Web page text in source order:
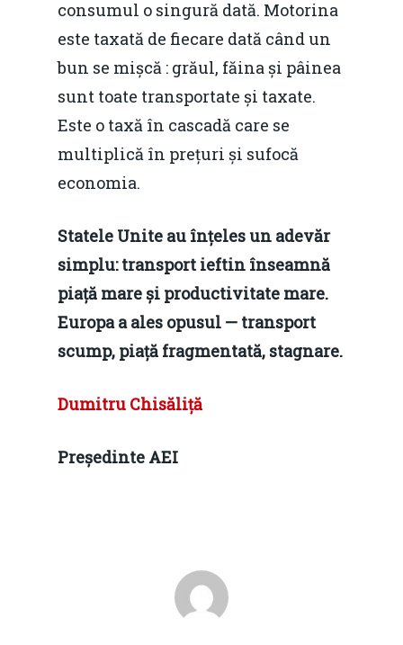
consumul o singură dată. Motorina
este taxată de fiecare dată când un
bun se mișcă : grăul, făina și pâinea
sunt toate transportate și taxate.
Este o taxă în cascadă care se
multiplică în prețuri și sufocă
economia.
Statele Unite au înțeles un adevăr
simplu: transport ieftin înseamnă
piață mare și productivitate mare.
Europa a ales opusul — transport
scump, piață fragmentată, stagnare.
Dumitru Chisăliță
Președinte AEI